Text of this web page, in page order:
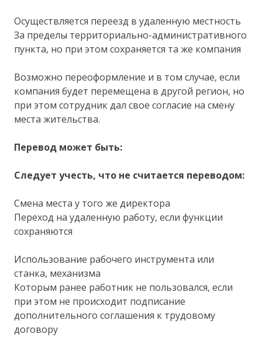
Осуществляется переезд в удаленную местность
За пределы территориально-административного
пункта, но при этом сохраняется та же компания
Возможно переоформление и в том случае, если
компания будет перемещена в другой регион, но
при этом сотрудник дал свое согласие на смену
места жительства.
Перевод может быть:
Следует учесть, что не считается переводом:
Смена места у того же директора
Переход на удаленную работу, если функции
сохраняются
Использование рабочего инструмента или
станка, механизма
Которым ранее работник не пользовался, если
при этом не происходит подписание
дополнительного соглашения к трудовому
договору